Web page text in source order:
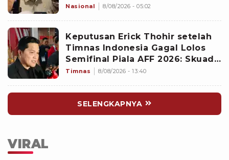
Nasional 8/08/2026 - 05:02
Keputusan Erick Thohir setelah
Timnas Indonesia Gagal Lolos
Semifinal Piala AFF 2026: Skuad
John Herdman Dievaluasi
Timnas 8/08/2026 - 13:40
SELENGKAPNYA
VIRAL